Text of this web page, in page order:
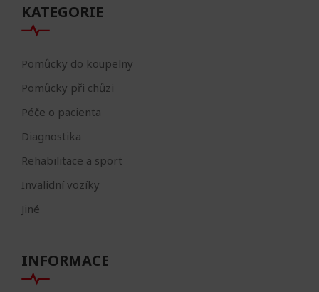
KATEGORIE
Pomůcky do koupelny
Pomůcky při chůzi
Péče o pacienta
Diagnostika
Rehabilitace a sport
Invalidní vozíky
Jiné
INFORMACE